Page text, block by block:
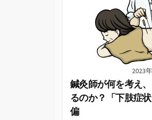
2023
鍼灸師が何を考え
るのか？「下肢症
偏